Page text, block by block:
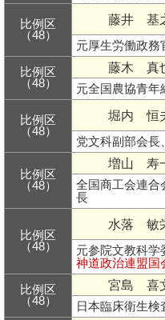
比例区
（48）
藤井 基
元厚生労働政務
比例区
（48）
藤木 真
元全国農協青年
比例区
（48）
堀内 恒
党文科副部会長
比例区
（48）
増山 寿
全国商工会連合
長
比例区
（48）
水落 敏
元参院文教科学
神道政治連盟国
比例区
（48）
宮島 喜
日本臨床衛生検